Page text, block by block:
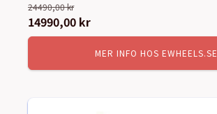
24490,00kr
Det
ursprungliga
var:
14990,00 kr
nuvarande
priset
är:
MER INFO HOS EWHEELS.SE